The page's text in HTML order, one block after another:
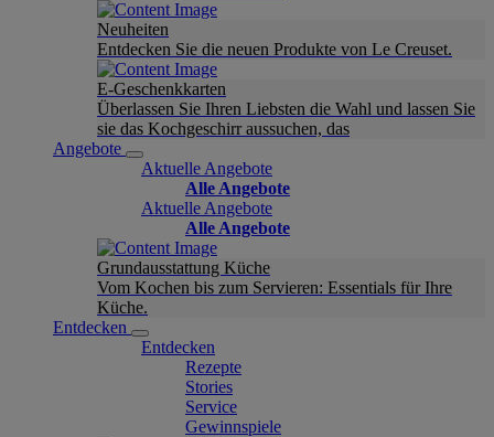
Neuheiten
Entdecken Sie die neuen Produkte von Le Creuset.
E-Geschenkkarten
Überlassen Sie Ihren Liebsten die Wahl und lassen Sie
sie das Kochgeschirr aussuchen, das
Angebote
Aktuelle Angebote
Alle Angebote
Aktuelle Angebote
Alle Angebote
Grundausstattung Küche
Vom Kochen bis zum Servieren: Essentials für Ihre
Küche.
Entdecken
Entdecken
Rezepte
Stories
Service
Gewinnspiele